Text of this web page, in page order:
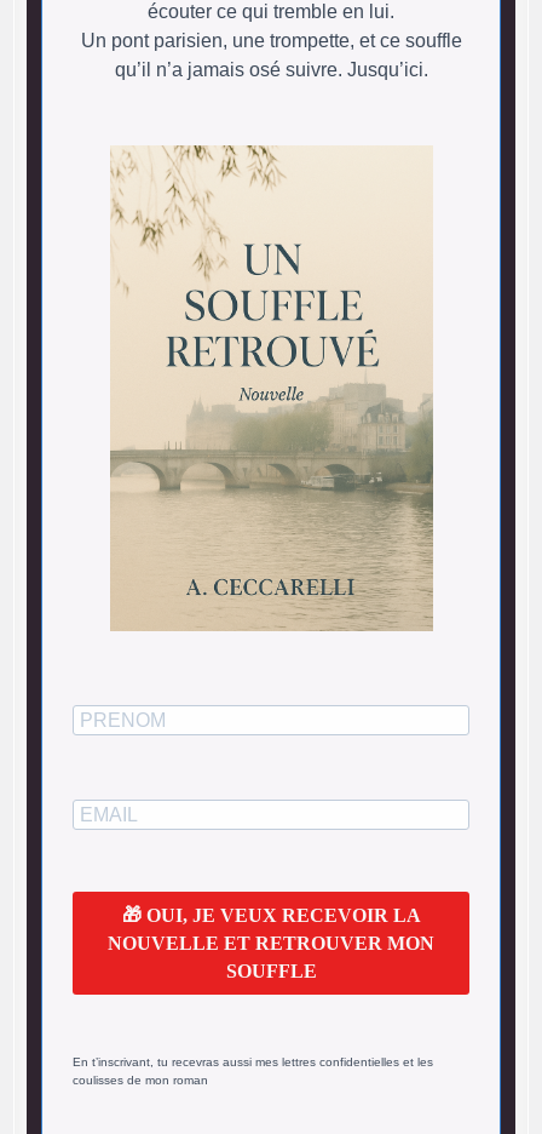
écouter ce qui tremble en lui.
Un pont parisien, une trompette, et ce souffle
qu’il n’a jamais osé suivre. Jusqu’ici.
🎁 OUI, JE VEUX RECEVOIR LA
NOUVELLE ET RETROUVER MON
SOUFFLE
En t’inscrivant, tu recevras aussi mes lettres confidentielles et les
coulisses de mon roman